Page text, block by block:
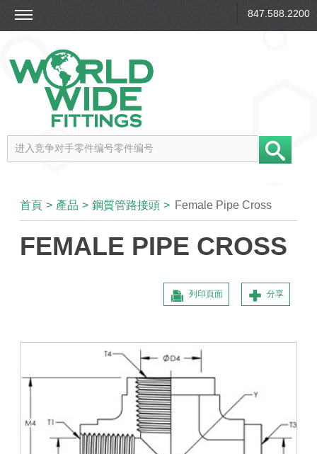
847.588.2200
首頁 > 產品 > 鋼質管路接頭 > Female Pipe Cross
FEMALE PIPE CROSS
分享
列印頁面